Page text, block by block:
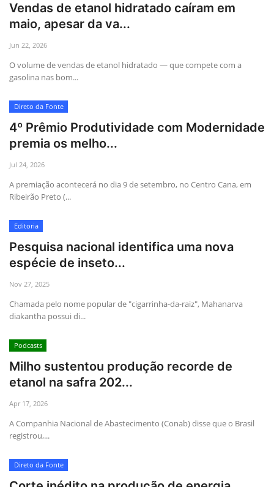
Vendas de etanol hidratado caíram em
maio, apesar da va...
Jun 22, 2026
O volume de vendas de etanol hidratado — que compete com a
gasolina nas bom...
Direto da Fonte
4º Prêmio Produtividade com Modernidade
premia os melho...
Jul 24, 2026
A premiação acontecerá no dia 9 de setembro, no Centro Cana, em
Ribeirão Preto (...
Editoria
Pesquisa nacional identifica uma nova
espécie de inseto...
Nov 27, 2025
Chamada pelo nome popular de "cigarrinha-da-raiz", Mahanarva
diakantha possui di...
Podcasts
Milho sustentou produção recorde de
etanol na safra 202...
Apr 17, 2026
A Companhia Nacional de Abastecimento (Conab) disse que o Brasil
registrou,...
Direto da Fonte